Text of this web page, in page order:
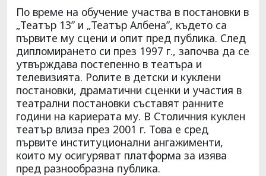
По време на обучение участва в постановки в
„Театър 13” и „Театър Албена”, където са
първите му сцени и опит пред публика. След
дипломирането си през 1997 г., започва да се
утвърждава постепенно в театъра и
телевизията. Ролите в детски и куклени
постановки, драматични сценки и участия в
театрални постановки съставят ранните
години на кариерата му. В Столичния куклен
театър влиза през 2001 г. Това е сред
първите институционални ангажименти,
които му осигуряват платформа за изява
пред разнообразна публика.